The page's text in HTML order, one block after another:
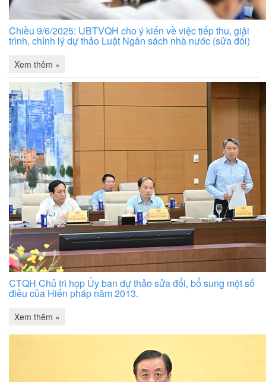
Chiều 9/6/2025: UBTVQH cho ý kiến về việc tiếp thu, giải
trình, chỉnh lý dự thảo Luật Ngân sách nhà nước (sửa đổi)
Xem thêm »
CTQH Chủ trì họp Ủy ban dự thảo sửa đổi, bổ sung một số
điều của Hiến pháp năm 2013.
Xem thêm »